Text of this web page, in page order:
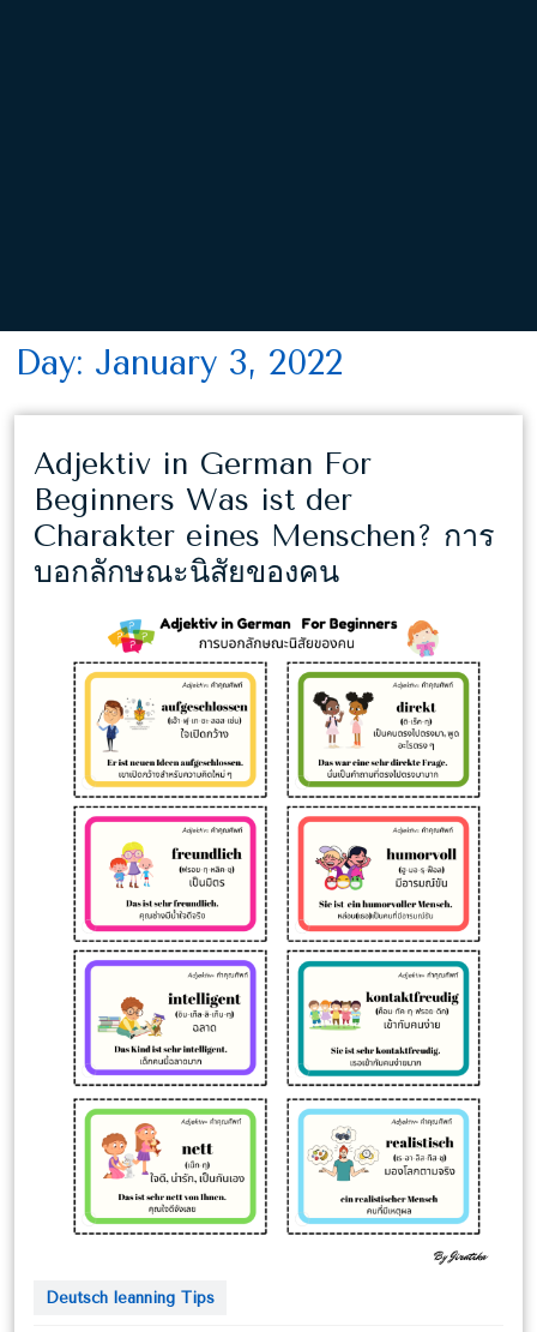
Day: January 3, 2022
Adjektiv in German For
Beginners Was ist der
Charakter eines Menschen? การ
บอกลักษณะนิสัยของคนAdjektiv
German
For
Beginners
Was
ist
der
Charakter
eines
Menschen?
การ
บอก
ลักษณะ
นิสัย
ของ
คน
Deutsch leanning Tips